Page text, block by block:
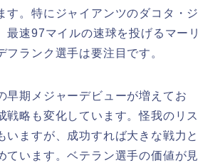
す。特にジャイアンツのダコタ・ジ
最速97マイルの速球を投げるマーリ
フランク選手は要注目です。
早期メジャーデビューが増えてお
戦略も変化しています。怪我のリス
いますが、成功すれば大きな戦力と
ています。ベテラン選手の価値が見